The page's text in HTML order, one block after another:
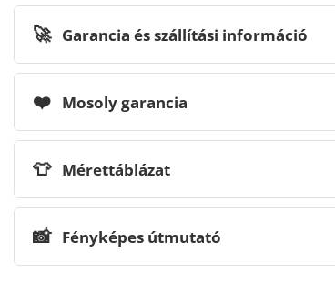
🚀 Garancia és szállítási információ
❤️ Mosoly garancia
👕 Mérettáblázat
📸 Fényképes útmutató